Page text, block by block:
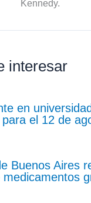
Kennedy.
interesar
en
el 12 de
Buenos Aires